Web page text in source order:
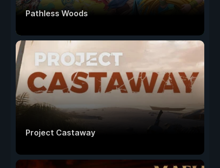
Pathless Woods
Project Castaway